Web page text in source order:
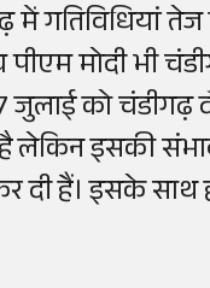
गतिविधियां
मोदी भी
जुलाई को
लेकिन इसकी
दी हैं। इसके